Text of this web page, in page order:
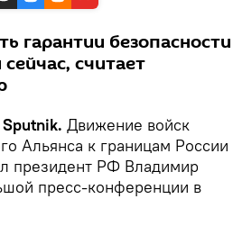
гарантии безопасности
считает
Движение войск
Альянса к границам России
президент РФ Владимир
пресс-конференции в